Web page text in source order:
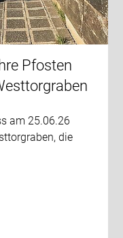
Pfosten
am 25.06.26
die